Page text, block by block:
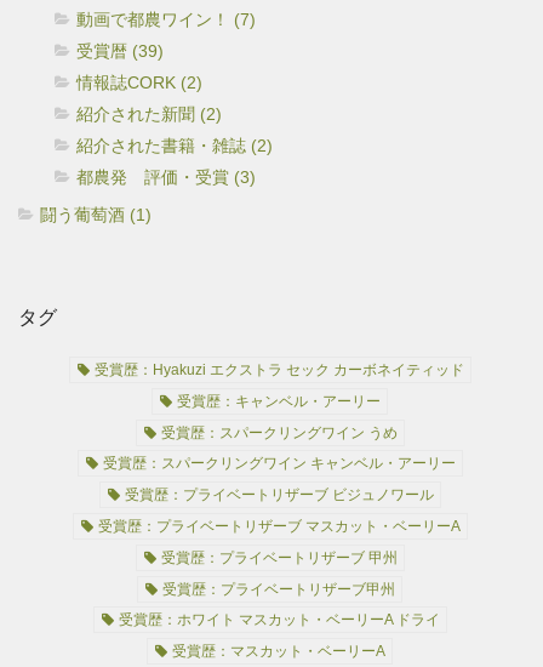
動画で都農ワイン！ (7)
受賞暦 (39)
情報誌CORK (2)
紹介された新聞 (2)
紹介された書籍・雑誌 (2)
都農発 評価・受賞 (3)
闘う葡萄酒 (1)
タグ
受賞歴：Hyakuzi エクストラ セック カーボネイティッド
受賞歴：キャンベル・アーリー
受賞歴：スパークリングワイン うめ
受賞歴：スパークリングワイン キャンベル・アーリー
受賞歴：プライベートリザーブ ビジュノワール
受賞歴：プライベートリザーブ マスカット・ベーリーA
受賞歴：プライベートリザーブ 甲州
受賞歴：プライベートリザーブ甲州
受賞歴：ホワイト マスカット・ベーリーA ドライ
受賞歴：マスカット・ベーリーA